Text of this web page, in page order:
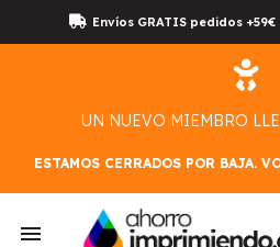
Envíos GRATIS pedidos +59€
UN NUEVO MIEMBRO
ESTAMOS CERRADOS POR BAJA.